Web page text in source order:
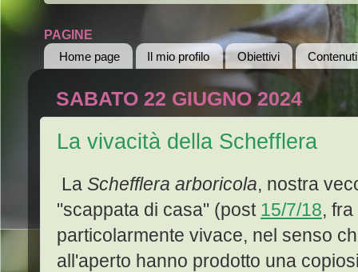
PAGINE
Home page
Il mio profilo Obiettivi Contenuti
SABATO 22 GIUGNO 2024
La vivacità della Schefflera
La Schefflera arboricola, nostra
"scappata di casa" (post 15/7/18,
particolarmente vivace, nel senso
all'aperto hanno prodotto una